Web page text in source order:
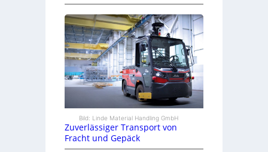
Bild: Linde Material Handling GmbH
Zuverlässiger Transport von
Fracht und Gepäck